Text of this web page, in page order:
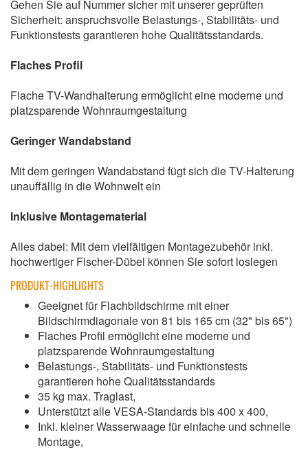
Gehen Sie auf Nummer sicher mit unserer geprüften
Sicherheit: anspruchsvolle Belastungs-, Stabilitäts- und
Funktionstests garantieren hohe Qualitätsstandards.
Flaches Profil
Flache TV-Wandhalterung ermöglicht eine moderne und
platzsparende Wohnraumgestaltung
Geringer Wandabstand
Mit dem geringen Wandabstand fügt sich die TV-Halterung
unauffällig in die Wohnwelt ein
Inklusive Montagematerial
Alles dabei: Mit dem vielfältigen Montagezubehör inkl.
hochwertiger Fischer-Dübel können Sie sofort loslegen
PRODUKT-HIGHLIGHTS
Geeignet für Flachbildschirme mit einer
Bildschirmdiagonale von 81 bis 165 cm (32" bis 65")
Flaches Profil ermöglicht eine moderne und
platzsparende Wohnraumgestaltung
Belastungs-, Stabilitäts- und Funktionstests
garantieren hohe Qualitätsstandards
35 kg max. Traglast,
Unterstützt alle VESA-Standards bis 400 x 400,
Inkl. kleiner Wasserwaage für einfache und schnelle
Montage,